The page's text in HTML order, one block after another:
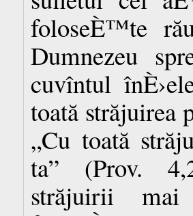
foloseÈ™te
Dumnezeu
cuvîntul
toată străjuirea
„Cu toată
ta” (Prov.
străjuirii